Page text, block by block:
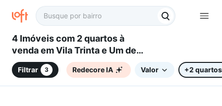
4 Imóveis com 2 quartos à
venda em Vila Trinta e Um de
Março, Campinas, SP
Filtrar 3 Redecore IA Valor +2 quartos